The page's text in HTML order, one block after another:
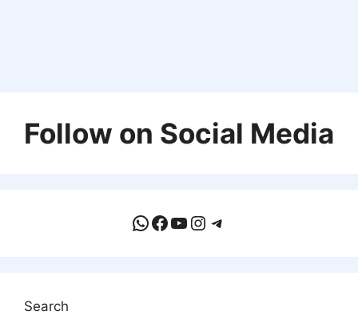
Follow on Social Media
WhatsApp
Facebook
YouTube
Instagram
Telegram
Search